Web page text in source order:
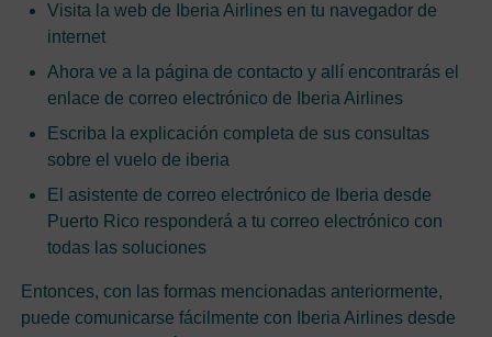
Visita la web de Iberia Airlines en tu navegador de
internet
Ahora ve a la página de contacto y allí encontrarás el
enlace de correo electrónico de Iberia Airlines
Escriba la explicación completa de sus consultas
sobre el vuelo de iberia
El asistente de correo electrónico de Iberia desde
Puerto Rico responderá a tu correo electrónico con
todas las soluciones
Entonces, con las formas mencionadas anteriormente,
puede comunicarse fácilmente con Iberia Airlines desde